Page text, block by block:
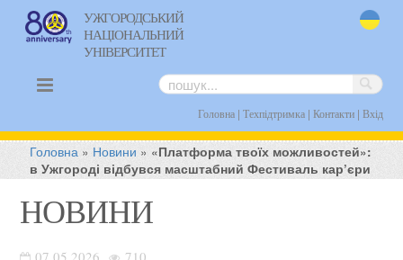
УЖГОРОДСЬКИЙ
НАЦІОНАЛЬНИЙ
УНІВЕРСИТЕТ
Головна| Техпідтримка| Контакти| Вхід
Головна » Новини » «Платформа твоїх можливостей»:
в Ужгороді відбувся масштабний Фестиваль кар’єри
НОВИНИ
07.05.2026 710